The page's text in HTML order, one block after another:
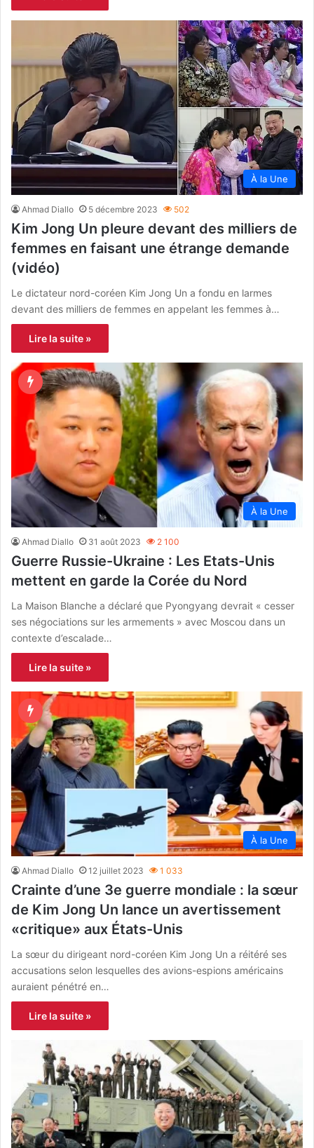
À la Une
Ahmad Diallo 5 décembre 2023 502
Kim Jong Un pleure devant des milliers de
femmes en faisant une étrange demande
(vidéo)
Le dictateur nord-coréen Kim Jong Un a fondu en larmes
devant des milliers de femmes en appelant les femmes à…
Lire la suite »
À la Une
Ahmad Diallo 31 août 2023 2 100
Guerre Russie-Ukraine : Les Etats-Unis
mettent en garde la Corée du Nord
La Maison Blanche a déclaré que Pyongyang devrait « cesser
ses négociations sur les armements » avec Moscou dans un
contexte d’escalade…
Lire la suite »
À la Une
Ahmad Diallo 12 juillet 2023 1 033
Crainte d’une 3e guerre mondiale : la sœur
de Kim Jong Un lance un avertissement
«critique» aux États-Unis
La sœur du dirigeant nord-coréen Kim Jong Un a réitéré ses
accusations selon lesquelles des avions-espions américains
auraient pénétré en…
Lire la suite »